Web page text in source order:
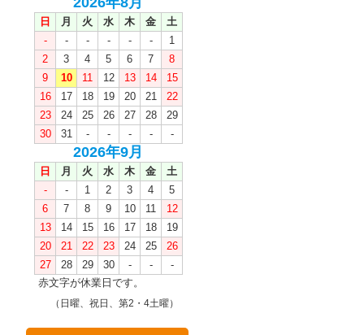
日 月 火 水 木 金
土
-
- - - - -
1
2
3 4 5 6 7
8
9
10 11 12 13 14
15
16
17 18 19 20 21
22
23
24 25 26 27 28
29
30
31 - - - - -
2026年9月
日 月 火 水 木 金
土
-
- 1 2 3 4
5
6
7 8 9 10 11
12
13
14 15 16 17 18
19
20
21 22 23 24 25
26
27
28 29 30 - -
-
赤文字が休業日です。
（日曜、祝日、第2・4土曜）